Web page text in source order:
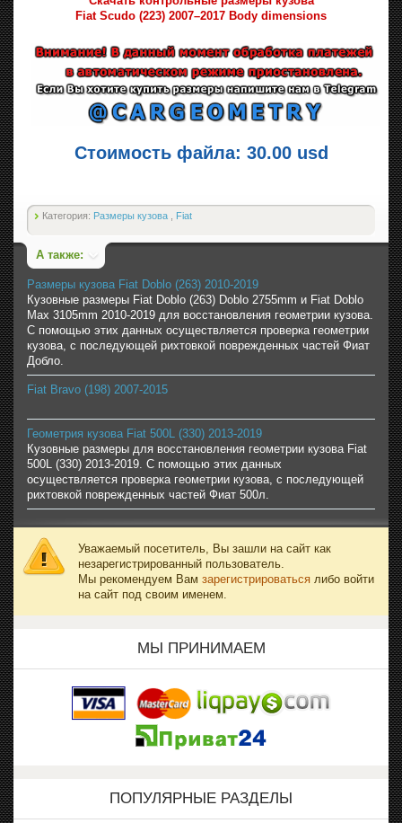
Fiat Scudo (223) 2007–2017 Body dimensions
Стоимость файла: 30.00 usd
Категория: Размеры кузова , Fiat
А также:
Размеры кузова Fiat Doblo (263) 2010-2019
Кузовные размеры Fiat Doblo (263) Doblo 2755mm и Fiat Doblo
Max 3105mm 2010-2019 для восстановления геометрии кузова.
С помощью этих данных осуществляется проверка геометрии
кузова, с последующей рихтовкой поврежденных частей Фиат
Добло.
Fiat Bravo (198) 2007-2015
Геометрия кузова Fiat 500L (330) 2013-2019
Кузовные размеры для восстановления геометрии кузова Fiat
500L (330) 2013-2019. С помощью этих данных
осуществляется проверка геометрии кузова, с последующей
рихтовкой поврежденных частей Фиат 500л.
Уважаемый посетитель, Вы зашли на сайт как
незарегистрированный пользователь.
Мы рекомендуем Вам зарегистрироваться либо войти
на сайт под своим именем.
МЫ ПРИНИМАЕМ
ПОПУЛЯРНЫЕ РАЗДЕЛЫ